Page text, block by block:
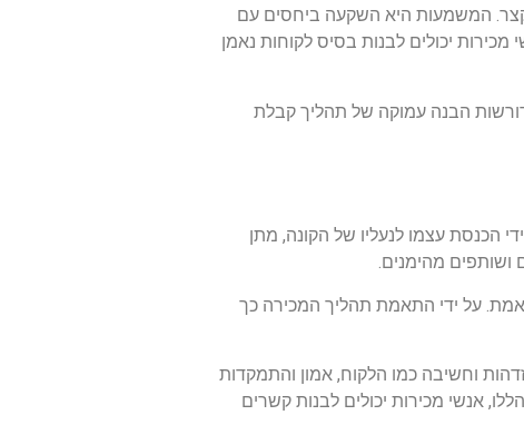
קצר. המשמעות היא השקעה ביחסים עם
יכולים לבנות בסיס לקוחות נאמן
הבנה עמוקה של תהליך קבלת
הכנסת עצמו לנעליו של הקונה, מתן
ושותפים מהימנים.
על ידי התאמת תהליך המכירה כך
וחשיבה כמו הלקוח, אמון והתמקדות
אנשי מכירות יכולים לבנות קשרים